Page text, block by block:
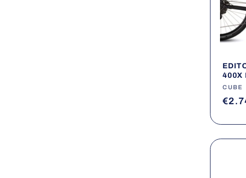
400X
CUBE
Prix